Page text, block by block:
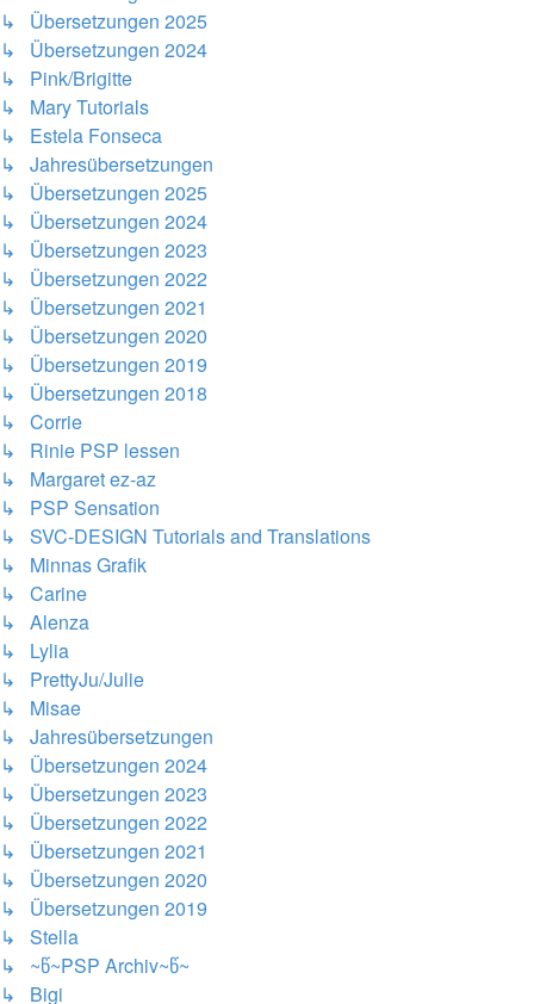
↳ Übersetzungen 2025
↳ Übersetzungen 2024
↳ Pink/Brigitte
↳ Mary Tutorials
↳ Estela Fonseca
↳ Jahresübersetzungen
↳ Übersetzungen 2025
↳ Übersetzungen 2024
↳ Übersetzungen 2023
↳ Übersetzungen 2022
↳ Übersetzungen 2021
↳ Übersetzungen 2020
↳ Übersetzungen 2019
↳ Übersetzungen 2018
↳ Corrie
↳ Rinie PSP lessen
↳ Margaret ez-az
↳ PSP Sensation
↳ SVC-DESIGN Tutorials and Translations
↳ Minnas Grafik
↳ Carine
↳ Alenza
↳ Lylia
↳ PrettyJu/Julie
↳ Misae
↳ Jahresübersetzungen
↳ Übersetzungen 2024
↳ Übersetzungen 2023
↳ Übersetzungen 2022
↳ Übersetzungen 2021
↳ Übersetzungen 2020
↳ Übersetzungen 2019
↳ Stella
↳ ~წ~PSP Archiv~წ~
↳ Bigi